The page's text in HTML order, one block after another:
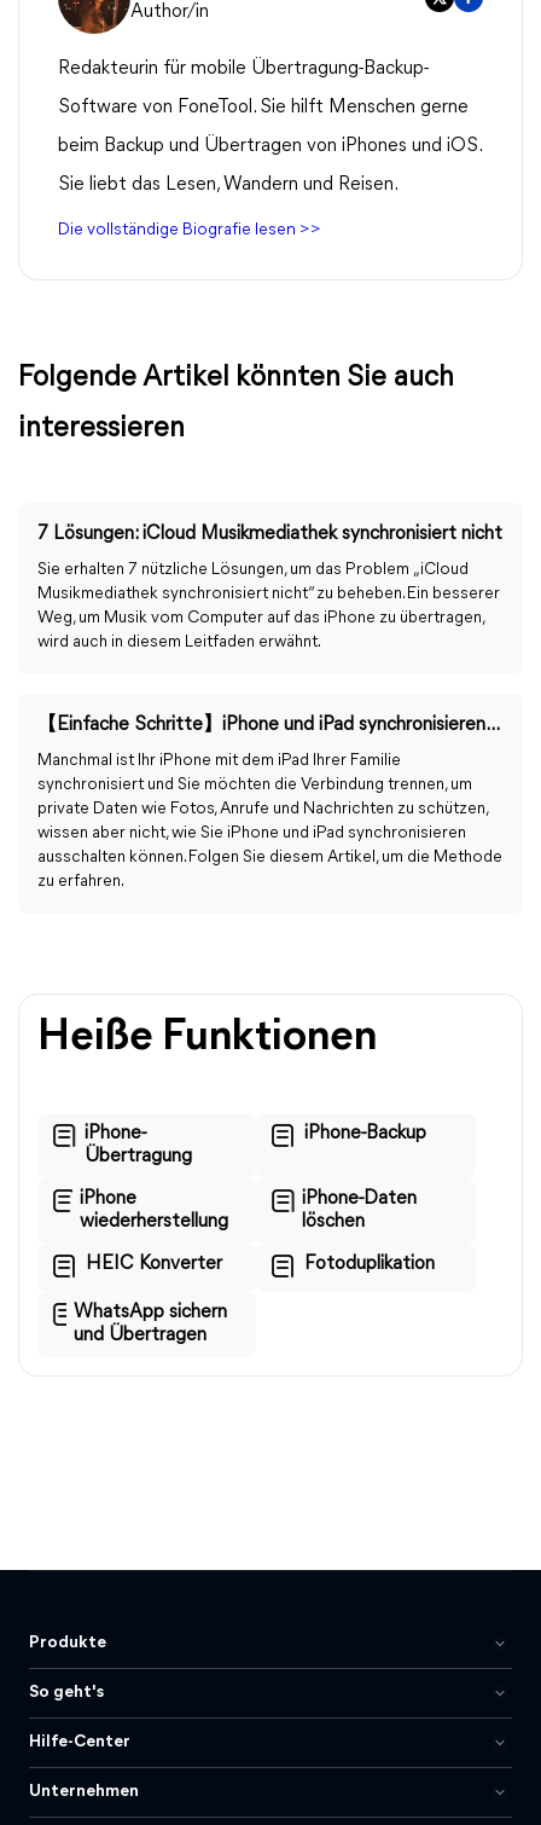
Author/in
Redakteurin für mobile Übertragung-Backup-
Software von FoneTool. Sie hilft Menschen gerne
beim Backup und Übertragen von iPhones und iOS.
Sie liebt das Lesen, Wandern und Reisen.
Die vollständige Biografie lesen >>
Folgende Artikel könnten Sie auch
interessieren
7 Lösungen: iCloud Musikmediathek synchronisiert nicht
Sie erhalten 7 nützliche Lösungen, um das Problem „iCloud
Musikmediathek synchronisiert nicht“ zu beheben. Ein besserer
Weg, um Musik vom Computer auf das iPhone zu übertragen,
wird auch in diesem Leitfaden erwähnt.
【Einfache Schritte】iPhone und iPad synchronisieren ausschalten
Manchmal ist Ihr iPhone mit dem iPad Ihrer Familie
synchronisiert und Sie möchten die Verbindung trennen, um
private Daten wie Fotos, Anrufe und Nachrichten zu schützen,
wissen aber nicht, wie Sie iPhone und iPad synchronisieren
ausschalten können. Folgen Sie diesem Artikel, um die Methode
zu erfahren.
Heiße Funktionen
iPhone-
Übertragung
iPhone-Backup
iPhone
wiederherstellung
iPhone-Daten
löschen
HEIC Konverter Fotoduplikation
WhatsApp sichern
und Übertragen
Produkte
So geht's
Hilfe-Center
Unternehmen